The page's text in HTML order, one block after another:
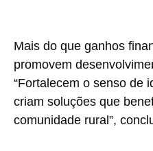
Mais do que ganhos
promovem
“Fortalecem o senso de
criam soluções que
comunidade rural”,